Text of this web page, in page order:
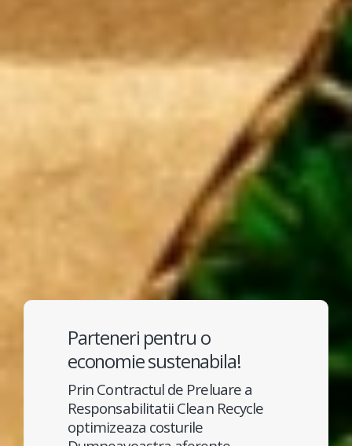
Parteneri pentru o
economie sustenabila!
Prin Contractul de Preluare a
Responsabilitatii Clean Recycle
optimizeaza costurile